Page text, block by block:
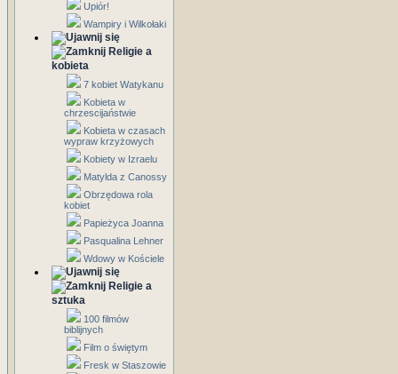
Upiór!
Wampiry i Wilkołaki
Religie a
kobieta
7 kobiet Watykanu
Kobieta w
chrzescijaństwie
Kobieta w czasach
wypraw krzyżowych
Kobiety w Izraelu
Matylda z Canossy
Obrzędowa rola
kobiet
Papieżyca Joanna
Pasqualina Lehner
Wdowy w Kościele
Religie a
sztuka
100 filmów
biblijnych
Film o świętym
Fresk w Staszowie